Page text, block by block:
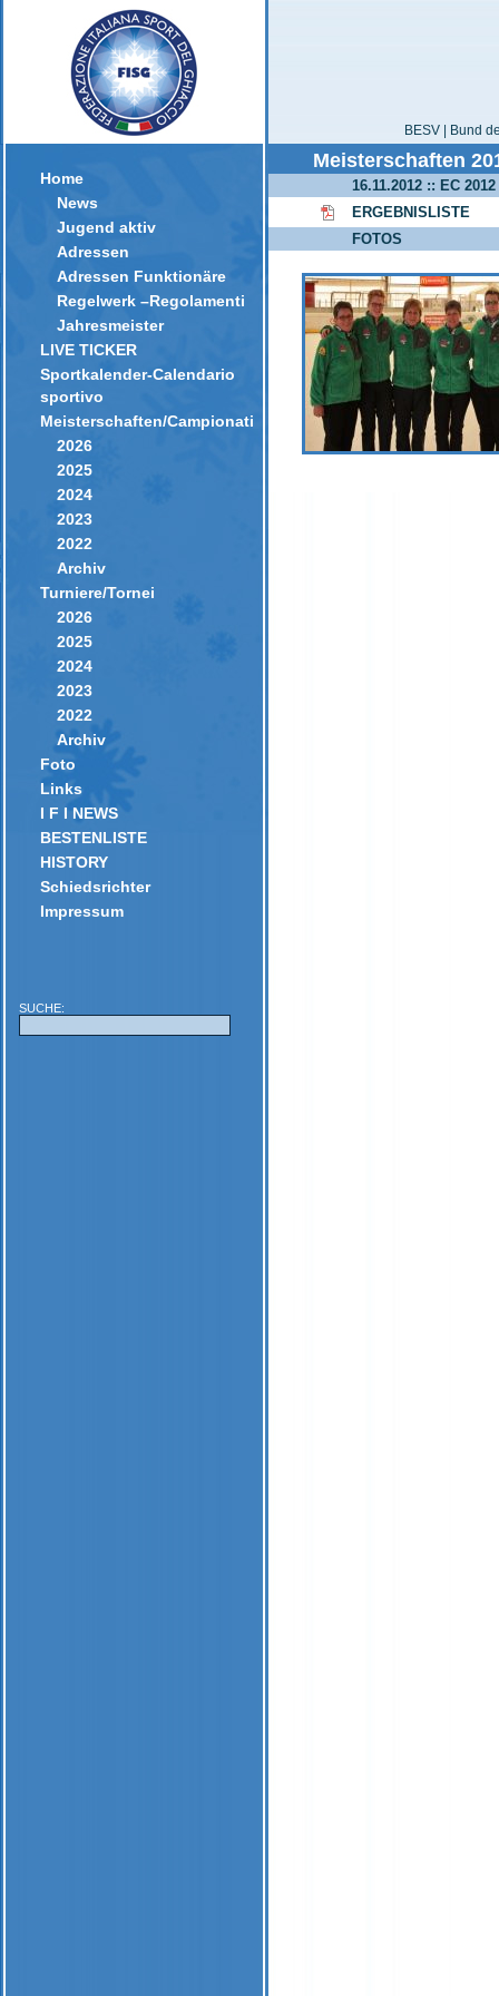
Home
News
Jugend aktiv
Adressen
Adressen Funktionäre
Regelwerk –Regolamenti
Jahresmeister
LIVE TICKER
Sportkalender-Calendario
sportivo
Meisterschaften/Campionati
2026
2025
2024
2023
2022
Archiv
Turniere/Tornei
2026
2025
2024
2023
2022
Archiv
Foto
Links
I F I NEWS
BESTENLISTE
HISTORY
Schiedsrichter
Impressum
SUCHE:
BESV | Bund
Meisterschaften
16.11.2012 :: EC
ERGEBNISLISTE
FOTOS